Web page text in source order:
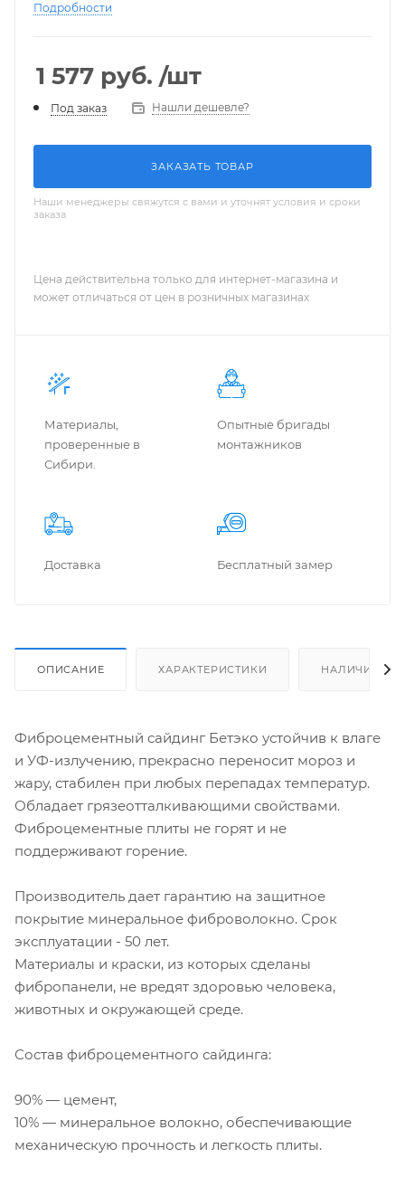
Подробности
1 577 руб. /шт
Под заказ Нашли дешевле?
ЗАКАЗАТЬ ТОВАР
Наши менеджеры свяжутся с вами и уточнят условия и сроки
заказа
Цена действительна только для интернет-магазина и
может отличаться от цен в розничных магазинах
Материалы,
проверенные в
Сибири.
Опытные бригады
монтажников
Доставка Бес­плат­ный замер
ОПИСАНИЕ ХАРАКТЕРИСТИКИ НАЛИЧИЕ
Фиброцементный сайдинг Бетэко устойчив к влаге
и УФ-излучению, прекрасно переносит мороз и
жару, стабилен при любых перепадах температур.
Обладает грязеотталкивающими свойствами.
Фиброцементные плиты не горят и не
поддерживают горение.
Производитель дает гарантию на защитное
покрытие минеральное фиброволокно. Срок
эксплуатации - 50 лет.
Материалы и краски, из которых сделаны
фибропанели, не вредят здоровью человека,
животных и окружающей среде.
Состав фиброцементного сайдинга:
90% — цемент,
10% — минеральное волокно, обеспечивающие
механическую прочность и легкость плиты.